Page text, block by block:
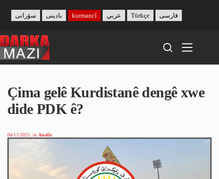
content
بادینی سۆرانی kurmancî عربي Türkçe فارسی
Çima gelê Kurdistanê dengê xwe
dide PDK ê?
04/11/2025 in Analîz